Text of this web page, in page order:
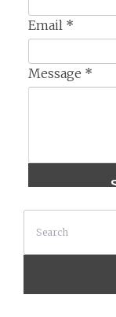
Email *
Message *